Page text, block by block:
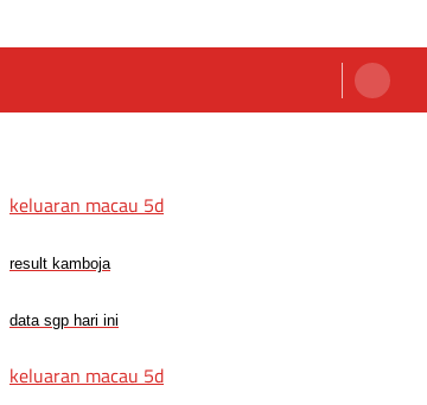
keluaran macau 5d
result kamboja
data sgp hari ini
keluaran macau 5d